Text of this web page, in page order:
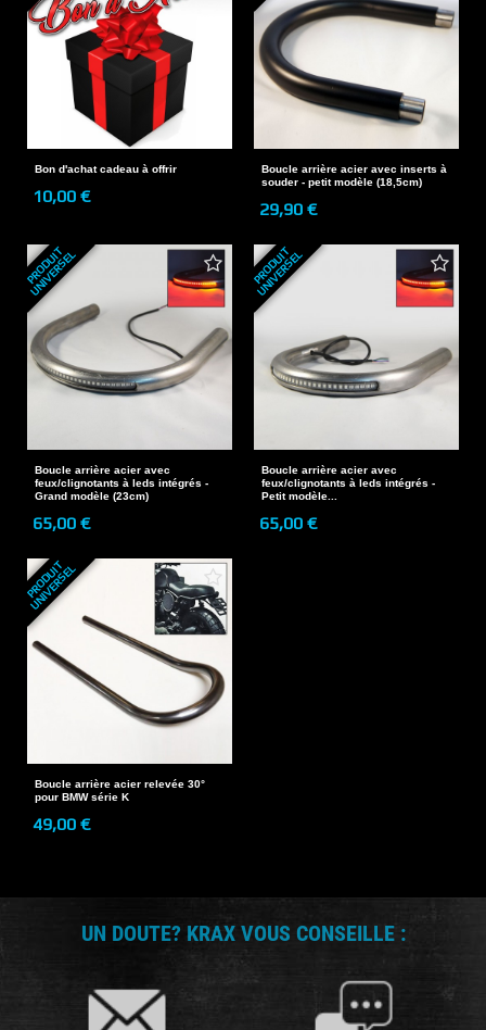
Bon d'achat cadeau à offrir
10,00 €
Boucle arrière acier avec inserts à
souder - petit modèle (18,5cm)
29,90 €
P
R
O
D
U
I
T
U
N
I
V
E
R
S
E
L
Boucle arrière acier avec
feux/clignotants à leds intégrés -
Grand modèle (23cm)
65,00 €
P
R
O
D
U
I
T
U
N
I
V
E
R
S
E
L
Boucle arrière acier avec
feux/clignotants à leds intégrés -
Petit modèle...
65,00 €
P
R
O
D
U
I
T
U
N
I
V
E
R
S
E
L
Boucle arrière acier relevée 30°
pour BMW série K
49,00 €
UN DOUTE? KRAX VOUS CONSEILLE :